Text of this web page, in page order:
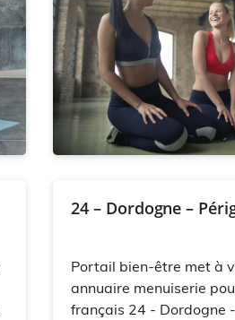
24 – Dordogne –
Portail bien-être met à
annuaire menuiserie
français 24 - Dordogne